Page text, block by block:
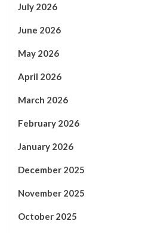
July 2026
June 2026
May 2026
April 2026
March 2026
February 2026
January 2026
December 2025
November 2025
October 2025